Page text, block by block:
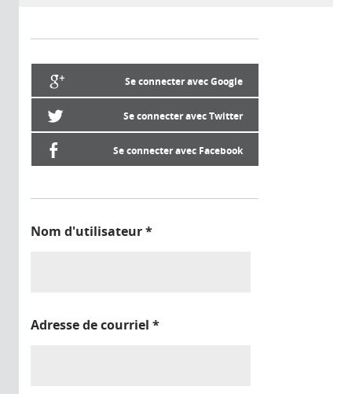
Se connecter avec Google
Se connecter avec Twitter
Se connecter avec Facebook
Nom d'utilisateur*
Adresse de courriel *